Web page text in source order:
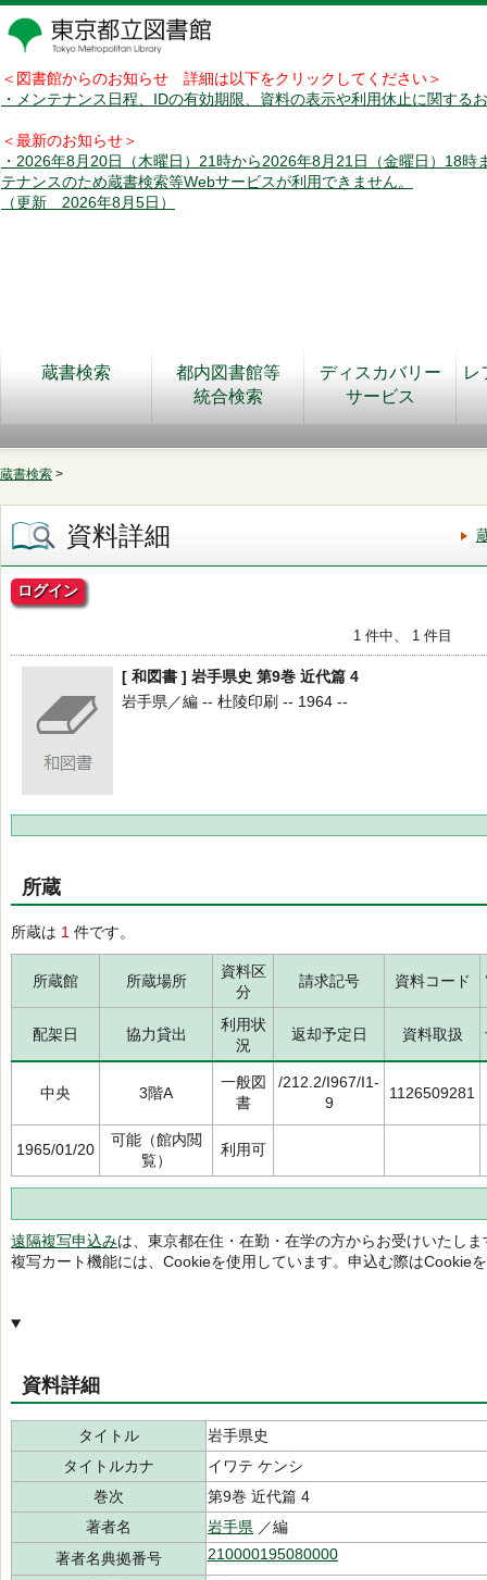
＜図書館からのお知らせ 詳細は以下をクリックしてください＞
・メンテナンス日程、IDの有効期限、資料の表示や利用休止に関する
＜最新のお知らせ＞
・2026年8月20日（木曜日）21時から2026年8月21日（金曜日）18時
テナンスのため蔵書検索等Webサービスが利用できません。
（更新 2026年8月5日）
蔵書検索
都内図書館等
統合検索
ディスカバリー
サービス
レ
蔵書検索 >
資料詳細
ログイン
1 件中、 1 件目
[ 和図書 ] 岩手県史 第9巻 近代篇 4
岩手県／編 -- 杜陵印刷 -- 1964 --
所蔵
所蔵は 1 件です。
所蔵館 所蔵場所
資料区
分
請求記号 資料コード
配架日 協力貸出
利用状
況
返却予定日 資料取扱
中央 3階A
一般図
書
/212.2/I967/I1-
9
1126509281
1965/01/20
可能（館内閲
覧）
利用可
遠隔複写申込みは、東京都在住・在勤・在学の方からお受けいたしま
複写カート機能には、Cookieを使用しています。申込む際はCookie
資料詳細
タイトル
岩手県史
タイトルカナ
イワテ ケンシ
巻次
第9巻 近代篇 4
著者名
岩手県 ／編
著者名典拠番号
210000195080000